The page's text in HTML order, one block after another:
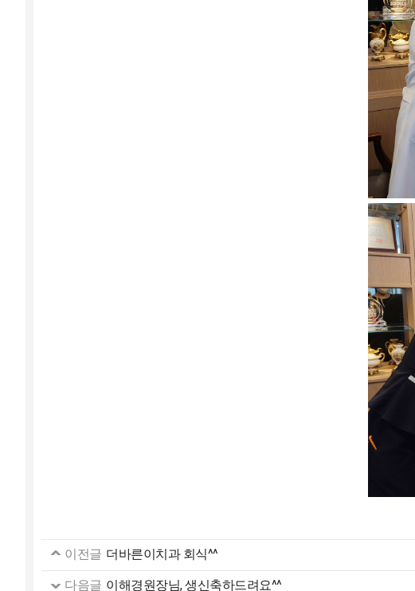
이전글 더바른이치과 회식^^
다음글 이해경원장님, 생신축하드려요^^